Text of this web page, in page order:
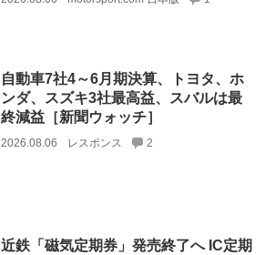
自動車7社4～6月期決算、トヨタ、ホ
ンダ、スズキ3社最高益、スバルは最
終減益［新聞ウォッチ］
2026.08.06 レスポンス 2
近鉄「磁気定期券」発売終了へ IC定期